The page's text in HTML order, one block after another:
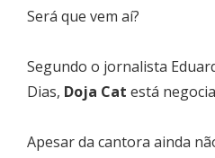
Será que vem aí?
Segundo o jornalista
Dias, Doja Cat está
Apesar da cantora ainda